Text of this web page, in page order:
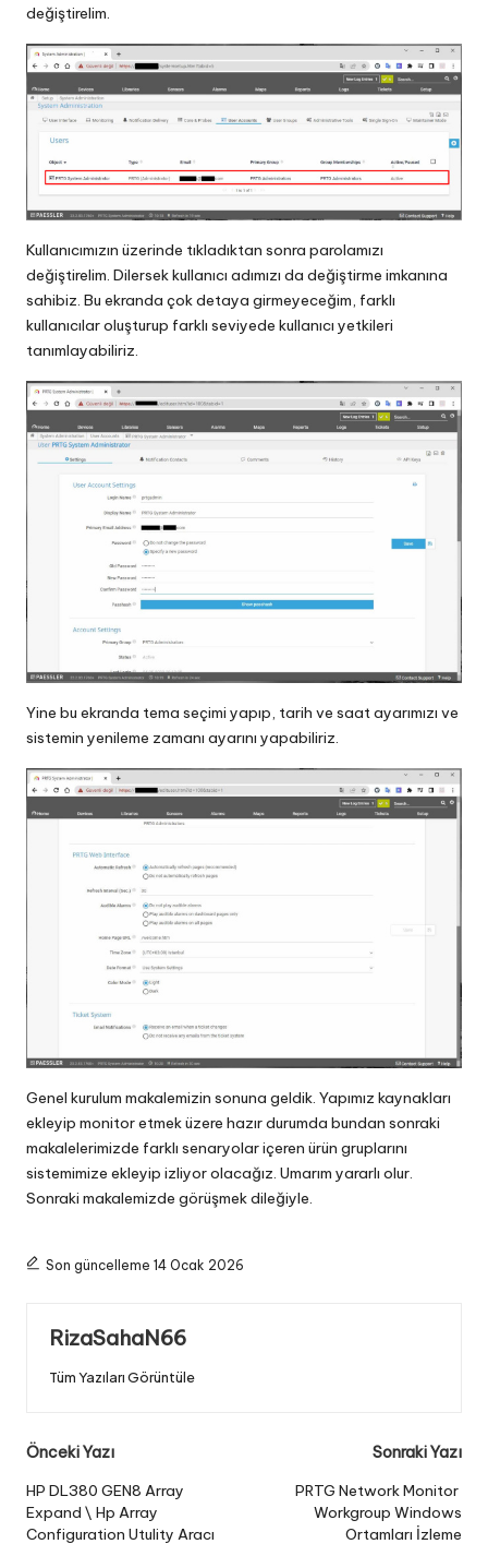
değiştirelim.
Kullanıcımızın üzerinde tıkladıktan sonra parolamızı
değiştirelim. Dilersek kullanıcı adımızı da değiştirme imkanına
sahibiz. Bu ekranda çok detaya girmeyeceğim, farklı
kullanıcılar oluşturup farklı seviyede kullanıcı yetkileri
tanımlayabiliriz.
Yine bu ekranda tema seçimi yapıp, tarih ve saat ayarımızı ve
sistemin yenileme zamanı ayarını yapabiliriz.
Genel kurulum makalemizin sonuna geldik. Yapımız kaynakları
ekleyip monitor etmek üzere hazır durumda bundan sonraki
makalelerimizde farklı senaryolar içeren ürün gruplarını
sistemimize ekleyip izliyor olacağız. Umarım yararlı olur.
Sonraki makalemizde görüşmek dileğiyle.
Son güncelleme 14 Ocak 2026
RizaSahaN66
Tüm Yazıları Görüntüle
Post
navigation
Önceki Yazı
HP DL380 GEN8 Array
Expand \ Hp Array
Configuration Utulity Aracı
Sonraki Yazı
PRTG Network Monitor
Workgroup Windows
Ortamları İzleme